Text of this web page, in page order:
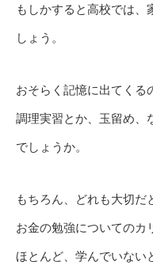
もしかすると高校では
しょう。
おそらく記憶に出てくる
調理実習とか、玉留め、
でしょうか。
もちろん、どれも大切だ
お金の勉強についてのカ
ほとんど、学んでいない